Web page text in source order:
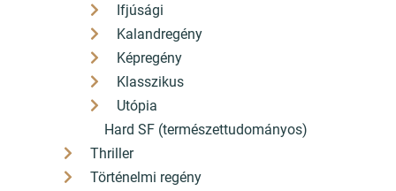
Ifjúsági
Kalandregény
Képregény
Klasszikus
Utópia
Hard SF (természettudományos)
Thriller
Történelmi regény